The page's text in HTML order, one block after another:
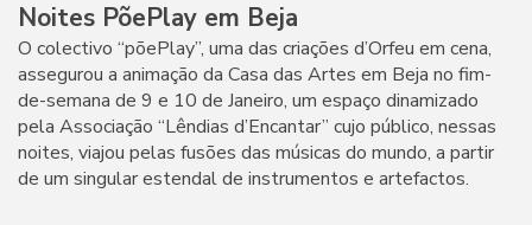
Noites PõePlay em Beja
O colectivo “põePlay”, uma das criações d’Orfeu em cena,
assegurou a animação da Casa das Artes em Beja no fim-
de-semana de 9 e 10 de Janeiro, um espaço dinamizado
pela Associação “Lêndias d’Encantar” cujo público, nessas
noites, viajou pelas fusões das músicas do mundo, a partir
de um singular estendal de instrumentos e artefactos.